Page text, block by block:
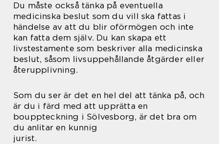
Du måste också tänka på eventuella
medicinska beslut som du vill ska fattas i
händelse av att du blir oförmögen och inte
kan fatta dem själv. Du kan skapa ett
livstestamente som beskriver alla medicinska
beslut, såsom livsuppehållande åtgärder eller
återupplivning.
Som du ser är det en hel del att tänka på, och
är du i färd med att upprätta en
bouppteckning i Sölvesborg, är det bra om
du anlitar en kunnig
jurist.